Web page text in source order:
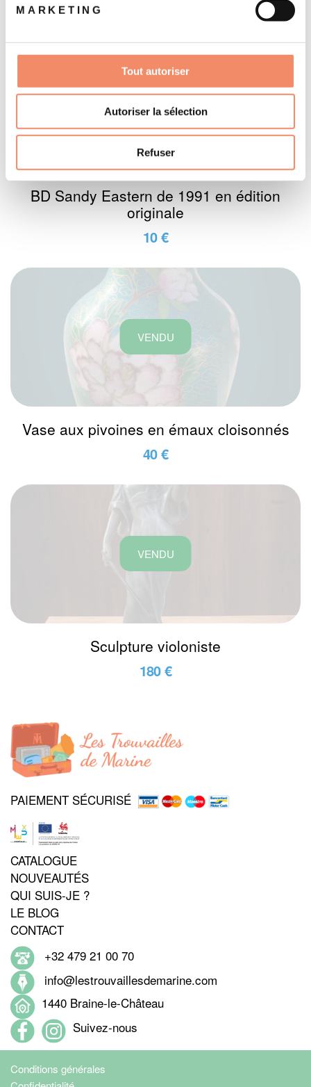
MARKETING
Tout autoriser
Autoriser la sélection
Refuser
BD Sandy Eastern de 1991 en édition
originale
10 €
VENDU
Vase aux pivoines en émaux cloisonnés
40 €
VENDU
Sculpture violoniste
180 €
PAIEMENT SÉCURISÉ
CATALOGUE
NOUVEAUTÉS
QUI SUIS-JE ?
LE BLOG
CONTACT
+32 479 21 00 70
info@lestrouvaillesdemarine.com
1440 Braine-le-Château
Suivez-nous
Conditions générales